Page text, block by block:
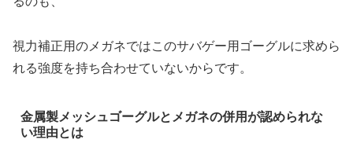
視力補正用のメガネではこのサバゲー用ゴーグルに求めら
れる強度を持ち合わせていないからです。
金属製メッシュゴーグルとメガネの併用が認められな
い理由とは